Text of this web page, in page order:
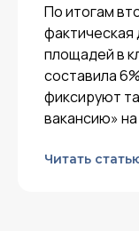
По итогам
площадей в
составила
фиксируют
вакансию»
Читать